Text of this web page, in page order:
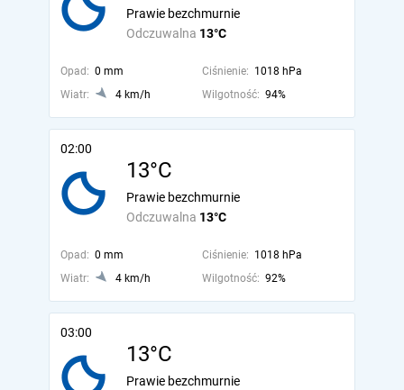
Odczuwalna 13°C
Prawie bezchmurnie
Opad: 0 mm Ciśnienie: 1018 hPa
Wiatr:
4 km/h Wilgotność: 94%
02:00
13°C
Odczuwalna 13°C
Prawie bezchmurnie
Opad: 0 mm Ciśnienie: 1018 hPa
Wiatr:
4 km/h Wilgotność: 92%
03:00
13°C
Prawie bezchmurnie